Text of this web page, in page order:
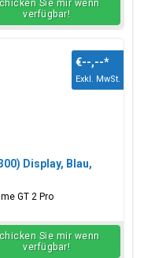
Sie mir wenn
verfügbar!
Display, Blau,
GT 2 Pro
€--,--*
Exkl. MwSt.
Sie mir wenn
verfügbar!